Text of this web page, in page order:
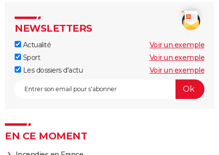
NEWSLETTERS
Actualité
Voir un exemple
Sport
Voir un exemple
Les dossiers d'actu
Voir un exemple
EN CE MOMENT